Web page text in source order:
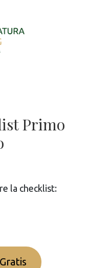
Primo
la checklist: